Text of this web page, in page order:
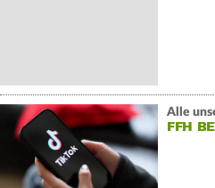
Alle
FFH